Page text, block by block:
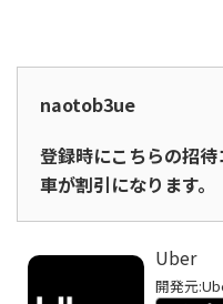
naotob3ue
登録時にこちらの招
車が割引になります。
Uber
開発元: